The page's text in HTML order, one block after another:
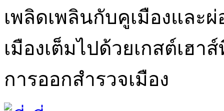
เพลิดเพลินกับคูเมืองและ
เมืองเต็มไปด้วยเกสต์เฮ
การออกสำรวจเมือง